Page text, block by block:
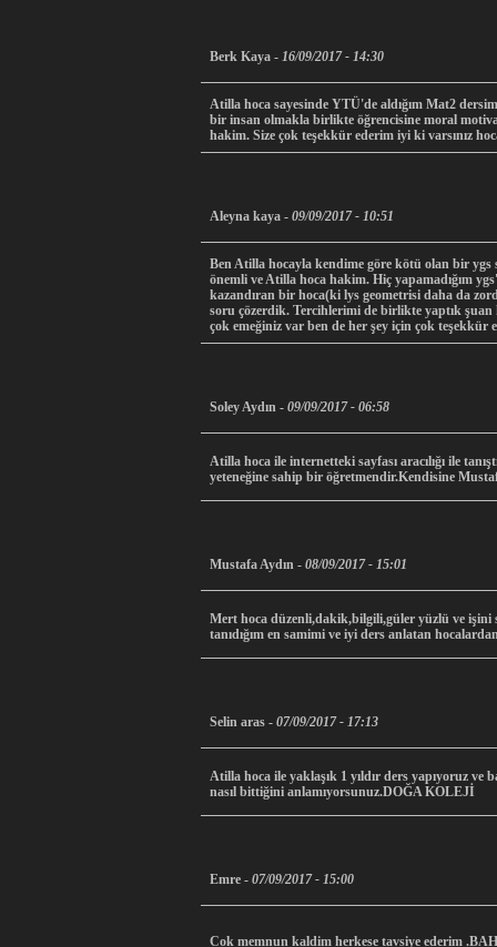
Berk Kaya - 16/09/2017 - 14:30
Atilla hoca sayesinde YTÜ'de aldığım Mat2
bir insan olmakla birlikte öğrencisine moral
hakim. Size çok teşekkür ederim iyi ki
Aleyna kaya - 09/09/2017 - 10:51
Ben Atilla hocayla kendime göre kötü olan bir ygs
önemli ve Atilla hoca hakim. Hiç yapamadığım
kazandıran bir hoca(ki lys geometrisi daha da
soru çözerdik. Tercihlerimi de birlikte yaptık
çok emeğiniz var ben de her şey için çok
Soley Aydın - 09/09/2017 - 06:58
Atilla hoca ile internetteki sayfası aracılığı ile
yeteneğine sahip bir öğretmendir.Kendisine
Mustafa Aydın - 08/09/2017 - 15:01
Mert hoca düzenli,dakik,bilgili,güler yüzlü ve işini
tanıdığım en samimi ve iyi ders anlatan
Selin aras - 07/09/2017 - 17:13
Atilla hoca ile yaklaşık 1 yıldır ders yapıyoruz ve
nasıl bittiğini anlamıyorsunuz.DOĞA KOLEJİ
Emre - 07/09/2017 - 15:00
Cok memnun kaldim herkese tavsiye ederim